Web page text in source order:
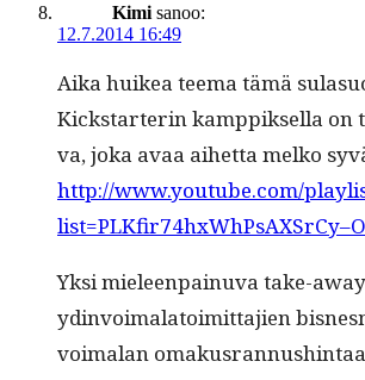
Kimi sanoo:
12.7.2014 16:49
Aika huikea teema tämä
Kick­star­terin kamp­pik­sel­la on
va, joka avaa aihet­ta melko
http://www.youtube.com/
Yksi mieleen­painu­va take-
ydin­voimala­toimit­ta­jien
voimalan